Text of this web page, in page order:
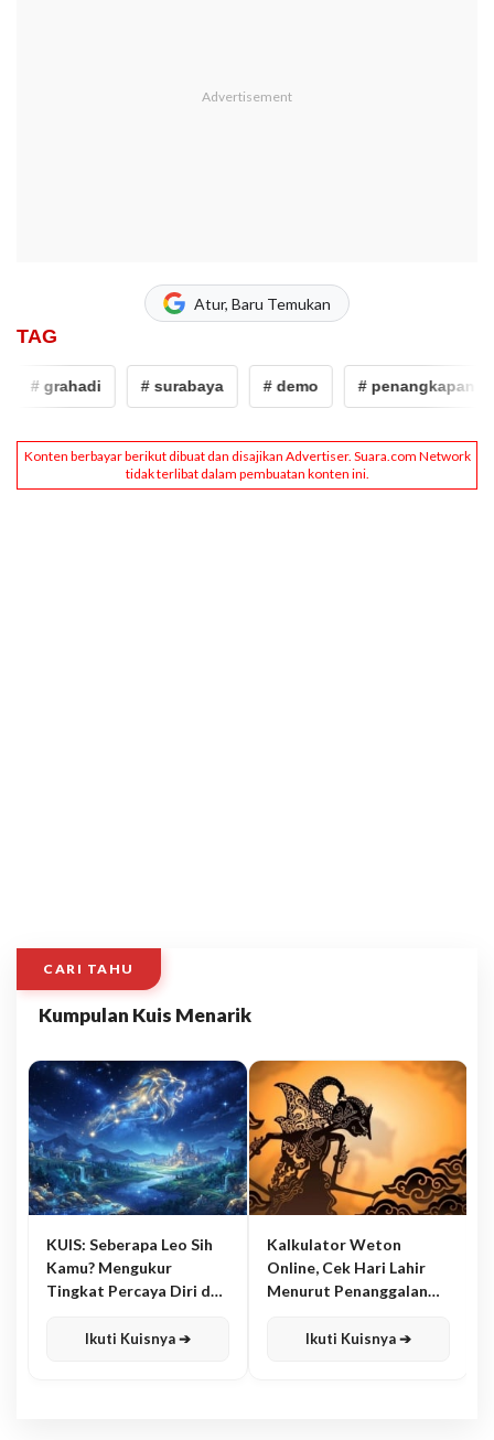
Atur, Baru Temukan
TAG
# grahadi # surabaya # demo # penangkapan
CARI TAHU
Kumpulan Kuis Menarik
KUIS: Seberapa Leo Sih
Kamu? Mengukur
Tingkat Percaya Diri dan
Ikuti Kuisnya ➔
Kalkulator Weton
Online, Cek Hari Lahir
Menurut Penanggalan
Ikuti Kuisnya ➔